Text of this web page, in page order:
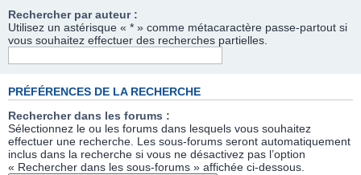
Rechercher par auteur :
Utilisez un astérisque « * » comme métacaractère passe-partout si
vous souhaitez effectuer des recherches partielles.
PRÉFÉRENCES DE LA RECHERCHE
Rechercher dans les forums :
Sélectionnez le ou les forums dans lesquels vous souhaitez
effectuer une recherche. Les sous-forums seront automatiquement
inclus dans la recherche si vous ne désactivez pas l’option
« Rechercher dans les sous-forums » affichée ci-dessous.